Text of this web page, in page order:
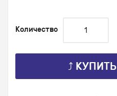
Количество
⤴ КУПИТЬ